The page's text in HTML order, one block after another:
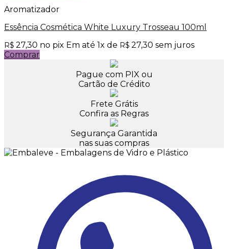
Aromatizador
Essência Cosmética White Luxury Trosseau 100ml
R$ 27,30 no pix Em até 1x de R$ 27,30 sem juros
Comprar
Pague com PIX ou
Cartão de Crédito
Frete Grátis
Confira as Regras
Segurança Garantida
nas suas compras